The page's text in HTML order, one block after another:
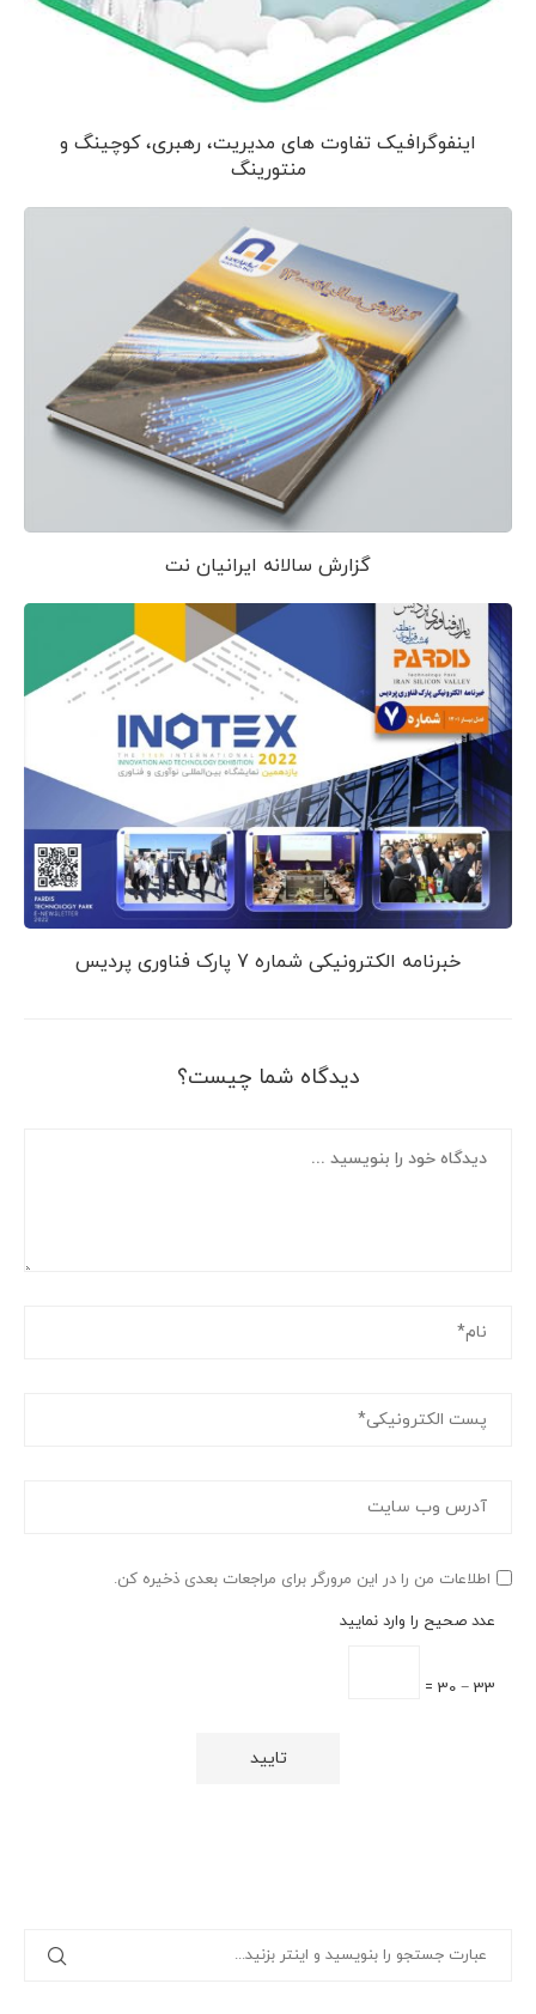
اینفوگرافیک تفاوت های مدیریت، رهبری، کوچینگ و
منتورینگ
گزارش سالانه ایرانیان نت
خبرنامه الکترونیکی شماره 7 پارک فناوری پردیس
دیدگاه شما چیست؟
اطلاعات من را در این مرورگر برای مراجعات بعدی ذخیره کن.
عدد صحیح را وارد نمایید
33 − 30 =